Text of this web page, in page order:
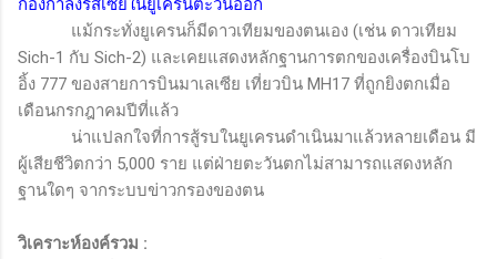
กองกำลังรัสเซียในยูเครนตะวันออก
แม้กระทั่งยูเครนก็มีดาวเทียมของตนเอง (เช่น ดาวเทียม
Sich-1 กับ Sich-2) และเคยแสดงหลักฐานการตกของเครื่องบินโบ
อิ้ง 777 ของสายการบินมาเลเซีย เที่ยวบิน MH17 ที่ถูกยิงตกเมื่อ
เดือนกรกฎาคมปีที่แล้ว
น่าแปลกใจที่การสู้รบในยูเครนดำเนินมาแล้วหลายเดือน มี
ผู้เสียชีวิตกว่า 5,000 ราย แต่ฝ่ายตะวันตกไม่สามารถแสดงหลัก
ฐานใดๆ จากระบบข่าวกรองของตน
วิเคราะห์องค์รวม :